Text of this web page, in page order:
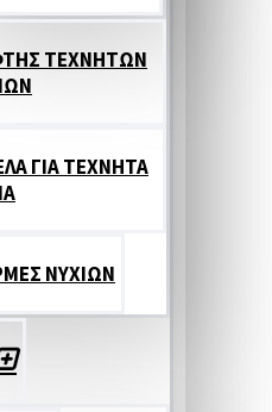
ΤΕΧΝΗΤΩΝ
ΓΙΑ ΤΕΧΝΗΤΑ
ΝΥΧΙΩΝ